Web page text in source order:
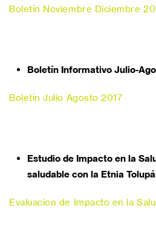
Boletín Noviembre Diciembre
Boletín Informativo Julio-
Boletín Julio Agosto 2017
Estudio de Impacto en la
saludable con la Etnia
Evaluacion de Impacto en la